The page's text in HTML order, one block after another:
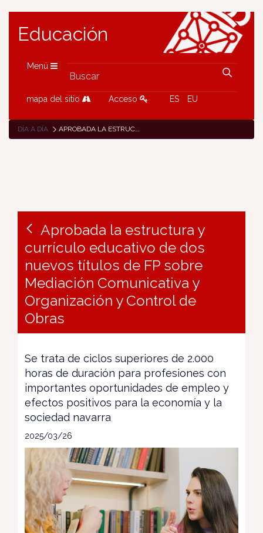
Educación
Menú
mapa del sitio Acceso ES EU
DÍA A DÍA APROBADA LA ESTRUCTURA Y CURRÍCULO EDUCATIVO DE DOS NUEVOS TÍTULOS DE FP SOBRE MEDIACIÓN COMUNICATIVA Y ORGANIZACIÓN Y CONTROL DE OBRAS
Aprobada la estructura y
currículo educativo de dos
nuevos títulos de FP sobre
Mediación Comunicativa y
Organización y Control de
Obras
Se trata de ciclos superiores de 2.000
horas de duración para profesiones con
importantes oportunidades de empleo y
efectos positivos para la economía y la
sociedad navarra
2025/03/26